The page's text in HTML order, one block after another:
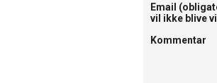
Email
vil ikke blive
Kommentar